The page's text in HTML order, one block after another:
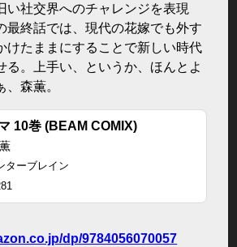
い社交界へのチャレンジを表現
最終話では、現代の花嫁でも外す
けたままにすることで新しい時代
る。上手い、というか、ほんとよ
、森薫。
10巻 (BEAM COMIX)
ターブレイン
dp/9784056070057